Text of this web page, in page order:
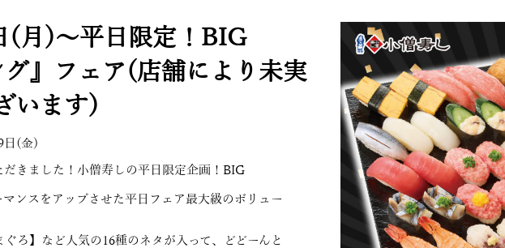
(月)～平日限定！BIG
』フェア(店舗により未実
います)
日(金)
きました！小僧寿しの平日限定企画！BIG
ンスをアップさせた平日フェア最大級のボリュー
ぐろ】など人気の16種のネタが入って、どどーんと